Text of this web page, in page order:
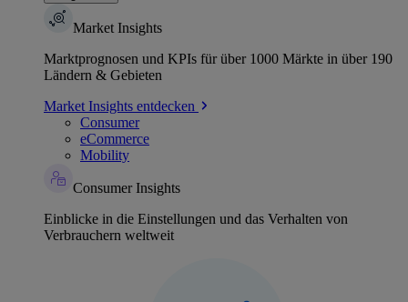
Market Insights
Marktprognosen und KPIs für über 1000 Märkte in über 190
Ländern & Gebieten
Market Insights entdecken
Consumer
eCommerce
Mobility
Consumer Insights
Einblicke in die Einstellungen und das Verhalten von
Verbrauchern weltweit